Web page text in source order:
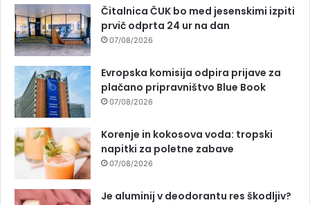
Čitalnica ČUK bo med jesenskimi izpiti
prvič odprta 24 ur na dan
07/08/2026
Evropska komisija odpira prijave za
plačano pripravništvo Blue Book
07/08/2026
Korenje in kokosova voda: tropski
napitki za poletne zabave
07/08/2026
Je aluminij v deodorantu res škodljiv?